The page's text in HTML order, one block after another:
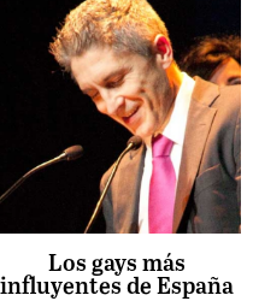
Los gays más
influyentes de España